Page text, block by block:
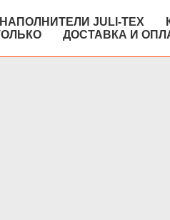
НАПОЛНИТЕЛИ JULI-TEX
ДОСТАВКА И